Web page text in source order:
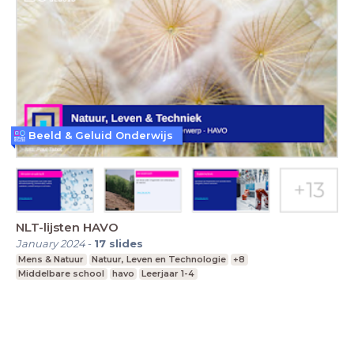
NLT-lijsten HAVO
January 2024- 17 slides
Mens & Natuur Natuur, Leven en Technologie
+8
Middelbare school
havo Leerjaar 1-4
Beeld & Geluid Onderwijs